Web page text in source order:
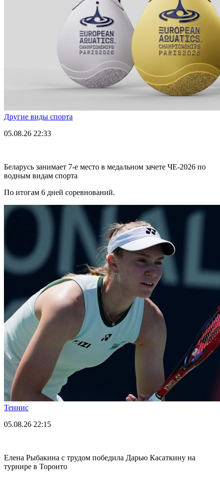
Другие виды спорта
05.08.26 22:33
Беларусь занимает 7-е место в медальном зачете ЧЕ-2026 по
водным видам спорта
По итогам 6 дней соревнований.
Теннис
05.08.26 22:15
Елена Рыбакина с трудом победила Дарью Касаткину на
турнире в Торонто